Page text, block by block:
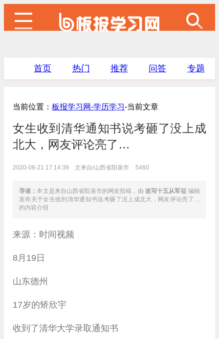
首页 热门 推荐 问答 专题
当前位置： 板报学习网-学历学习-当前文章
女生收到清华通知书说考砸了没上成
北大，网友评论亮了…
2020-08-21 17:14:39 文来自/山西省阳泉市 5460
导读：本文是来自山西省阳泉市的网友投稿，由 改写十五从军征编辑
发布关于女生收到清华通知书说考砸了没上成北大，网友评论亮了…
的内容介绍
来源：时间视频
8月19日
山东德州
17岁的矫欣宇
收到了清华大学录取通知书